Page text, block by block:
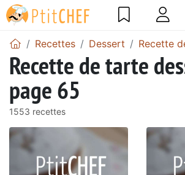
Recettes Dessert Recette
Recette de tarte
page 65
1553 recettes